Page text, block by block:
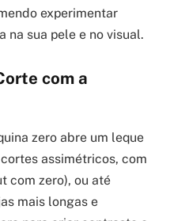
experimentar
na sua pele e no visual.
com a
zero abre um leque
assimétricos, com
com zero), ou até
mais longas e